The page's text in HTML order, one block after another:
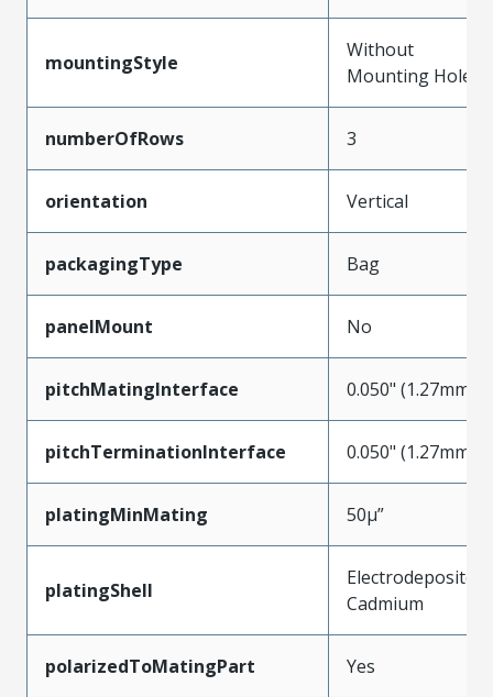
mountingStyle
Without
Mounting Holes
numberOfRows 3
orientation Vertical
packagingType Bag
panelMount No
pitchMatingInterface 0.050" (1.27mm)
pitchTerminationInterface 0.050" (1.27mm)
platingMinMating 50µ”
platingShell
Electrodeposited
Cadmium
polarizedToMatingPart Yes